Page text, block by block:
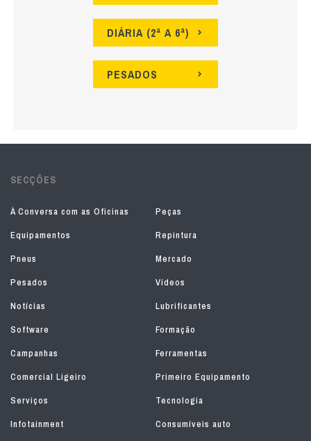
DIÁRIA (2ª A 6ª)
PESADOS
SECÇÕES
À Conversa com as Oficinas
Peças
Equipamentos
Repintura
Pneus
Mercado
Pesados
Vídeos
Notícias
Lubrificantes
Software
Formação
Campanhas
Ferramentas
Comercial Ligeiro
Primeiro Equipamento
Serviços
Tecnologia
Infotainment
Consumíveis auto